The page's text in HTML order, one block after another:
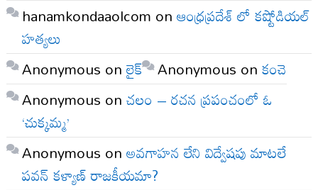
hanamkondaaolcom onఆంధ్రప్రదేశ్ లో కష్టోడియల్
హత్యలు
Anonymous onలైక్ Anonymous onకంచె
Anonymous onచలం – రచన ప్రపంచంలో ఓ
‘చుక్కమ్మ’
Anonymous onఅవగాహన లేని విద్వేషపు మాటలే
పవన్ కళ్యాణ్ రాజకీయమా?